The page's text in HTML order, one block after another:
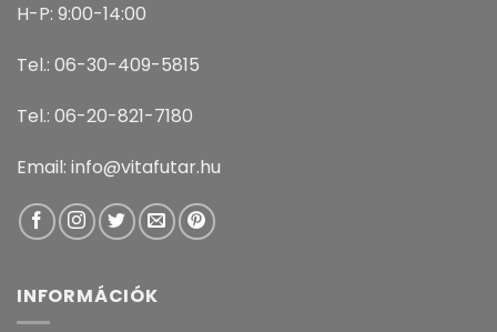
H-P: 9:00-14:00
Tel.: 06-30-409-5815
Tel.: 06-20-821-7180
Email: info@vitafutar.hu
INFORMÁCIÓK